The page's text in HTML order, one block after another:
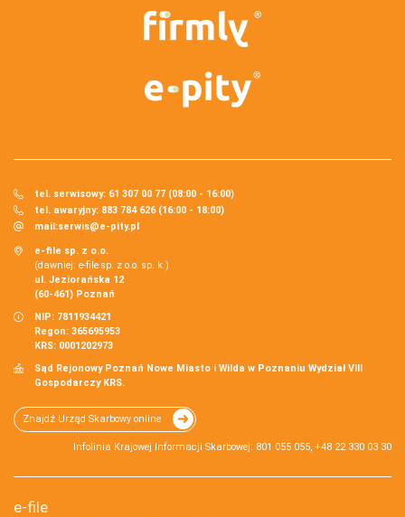
tel. serwisowy: 61 307 00 77 (08:00 - 16:00)
tel. awaryjny: 883 784 626 (16:00 - 18:00)
mail:serwis@e-pity.pl
e-file sp. z o.o.
(dawniej: e-file sp. z o.o. sp. k.)
ul. Jeziorańska 12
(60-461) Poznań
NIP: 7811934421
Regon: 365695953
KRS: 0001202973
Sąd Rejonowy Poznań Nowe Miasto i Wilda w Poznaniu Wydział VIII
Gospodarczy KRS.
Znajdź Urząd Skarbowy online
Infolinia Krajowej Informacji Skarbowej: 801 055 055, +48 22 330 03 30
e-file